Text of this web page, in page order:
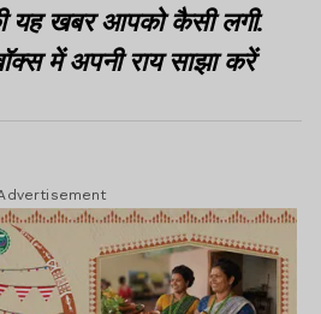
यह खबर आपको कैसी लगी.
में अपनी राय साझा करें